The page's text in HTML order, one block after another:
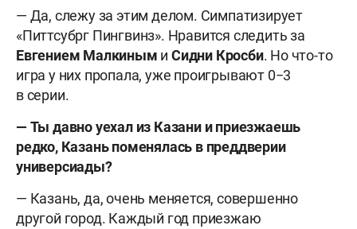
— Да, слежу за этим делом. Симпатизирует
«Питтсубрг Пингвинз». Нравится следить за
Евгением Малкиным иСидни Кросби. Но что-то
игра у них пропала, уже проигрывают 0−3
в серии.
— Ты давно уехал из Казани и приезжаешь
редко, Казань поменялась в преддверии
универсиады?
— Казань, да, очень меняется, совершенно
другой город. Каждый год приезжаю